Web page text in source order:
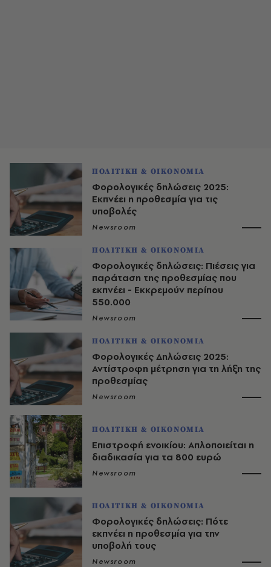
ΠΟΛΙΤΙΚΗ & ΟΙΚΟΝΟΜΙΑ
Φορολογικές δηλώσεις 2025:
Εκπνέει η προθεσμία για τις
υποβολές
Newsroom
ΠΟΛΙΤΙΚΗ & ΟΙΚΟΝΟΜΙΑ
Φορολογικές δηλώσεις: Πιέσεις για
παράταση της προθεσμίας που
εκπνέει - Eκκρεμούν περίπου
550.000
Newsroom
ΠΟΛΙΤΙΚΗ & ΟΙΚΟΝΟΜΙΑ
Φορολογικές Δηλώσεις 2025:
Αντίστροφη μέτρηση για τη λήξη της
προθεσμίας
Newsroom
ΠΟΛΙΤΙΚΗ & ΟΙΚΟΝΟΜΙΑ
Επιστροφή ενοικίου: Απλοποιείται η
διαδικασία για τα 800 ευρώ
Newsroom
ΠΟΛΙΤΙΚΗ & ΟΙΚΟΝΟΜΙΑ
Φορολογικές δηλώσεις: Πότε
εκπνέει η προθεσμία για την
υποβολή τους
Newsroom